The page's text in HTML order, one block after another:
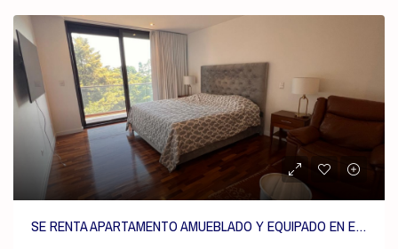
SE RENTA APARTAMENTO AMUEBLADO Y EQUIPADO EN EDIFICIO LUCCA EN ZONA 10